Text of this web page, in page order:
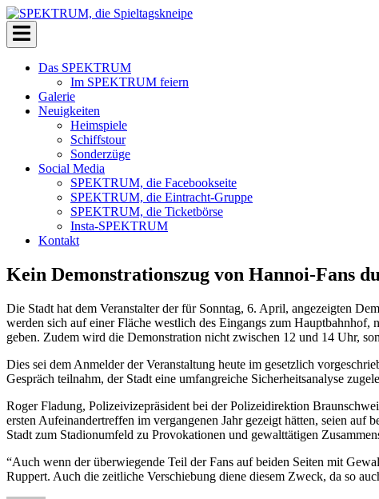
Zum
Inhalt
springen
SPEKTRUM, die Spieltagskneipe
Die Kneipe für echte Eintrachtfans
Das SPEKTRUM
Im SPEKTRUM feiern
Galerie
Neuigkeiten
Heimspiele
Schiffstour
Sonderzüge
Social Media
SPEKTRUM, die Facebookseite
SPEKTRUM, die Eintracht-Gruppe
SPEKTRUM, die Ticketbörse
Insta-SPEKTRUM
Kontakt
Kein Demonstrationszug von Hannoi-Fans
Die Stadt hat dem Veranstalter der für Sonntag, 6. April, angezeigten
werden sich auf einer Fläche westlich des Eingangs zum Hauptbahnhof,
geben. Zudem wird die Demonstration nicht zwischen 12 und 14 Uhr,
Dies sei dem Anmelder der Veranstaltung heute im gesetzlich
Gespräch teilnahm, der Stadt eine umfangreiche Sicherheitsanalyse
Roger Fladung, Polizeivizepräsident bei der Polizeidirektion
ersten Aufeinandertreffen im vergangenen Jahr gezeigt hätten, seien auf
Stadt zum Stadionumfeld zu Provokationen und gewalttätigen
“Auch wenn der überwiegende Teil der Fans auf beiden Seiten mit
Ruppert. Auch die zeitliche Verschiebung diene diesem Zweck, da so